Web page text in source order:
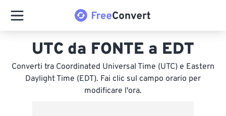
UTC da FONTE a EDT
Converti tra Coordinated Universal Time (UTC) e Eastern
Daylight Time (EDT). Fai clic sul campo orario per
modificare l'ora.